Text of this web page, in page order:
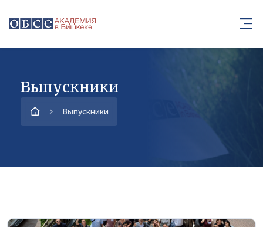
Выпускники
Выпускники